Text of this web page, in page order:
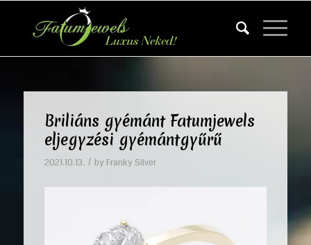
Briliáns gyémánt Fatumjewels
eljegyzési gyémántgyűrű
2021.10.13. / by Franky Silver